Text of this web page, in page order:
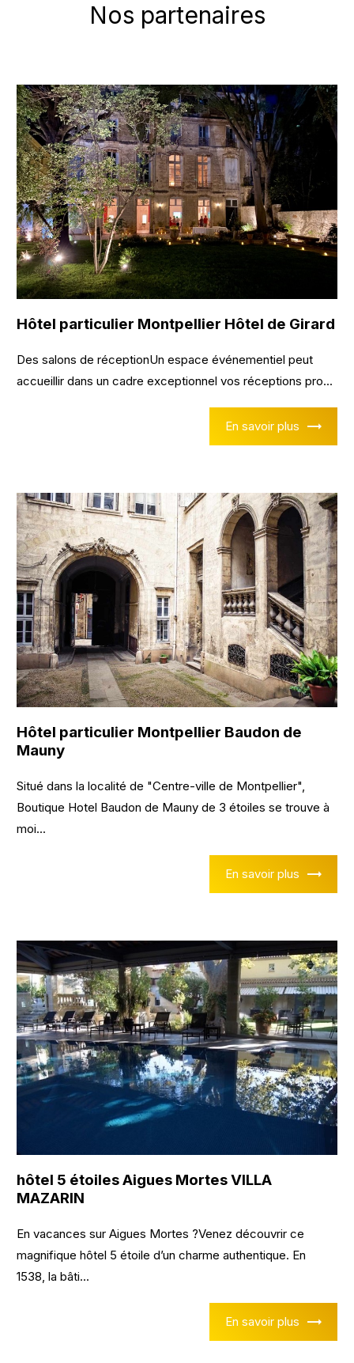
Nos partenaires
Hôtel particulier Montpellier Hôtel de Girard
Des salons de réceptionUn espace événementiel peut
accueillir dans un cadre exceptionnel vos réceptions pro...
En savoir plus
Hôtel particulier Montpellier Baudon de
Mauny
Situé dans la localité de "Centre-ville de Montpellier",
Boutique Hotel Baudon de Mauny de 3 étoiles se trouve à
moi...
En savoir plus
hôtel 5 étoiles Aigues Mortes VILLA
MAZARIN
En vacances sur Aigues Mortes ?Venez découvrir ce
magnifique hôtel 5 étoile d’un charme authentique. En
1538, la bâti...
En savoir plus